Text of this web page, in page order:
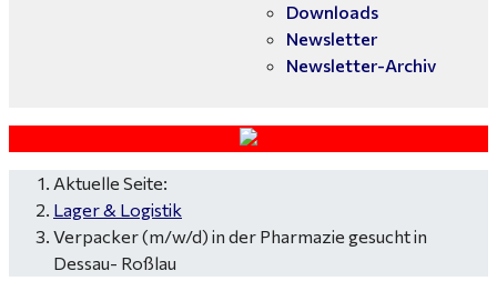
Downloads
Newsletter
Newsletter-Archiv
Aktuelle Seite:
Lager & Logistik
Verpacker (m/w/d) in der Pharmazie gesucht in
Dessau- Roßlau